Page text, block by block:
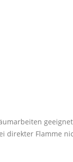
direkter Flamme